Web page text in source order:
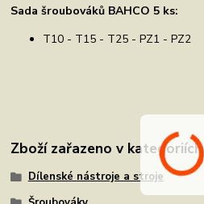
Sada šroubováků BAHCO 5 ks:
T10 - T15 - T25 - PZ1 - PZ2
Zboží zařazeno v kategoriích
Dílenské nástroje a stroje